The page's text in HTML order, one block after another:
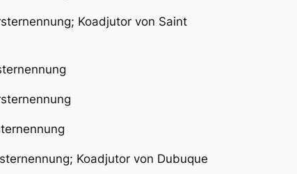
Koadjutor von Saint
Koadjutor von Dubuque